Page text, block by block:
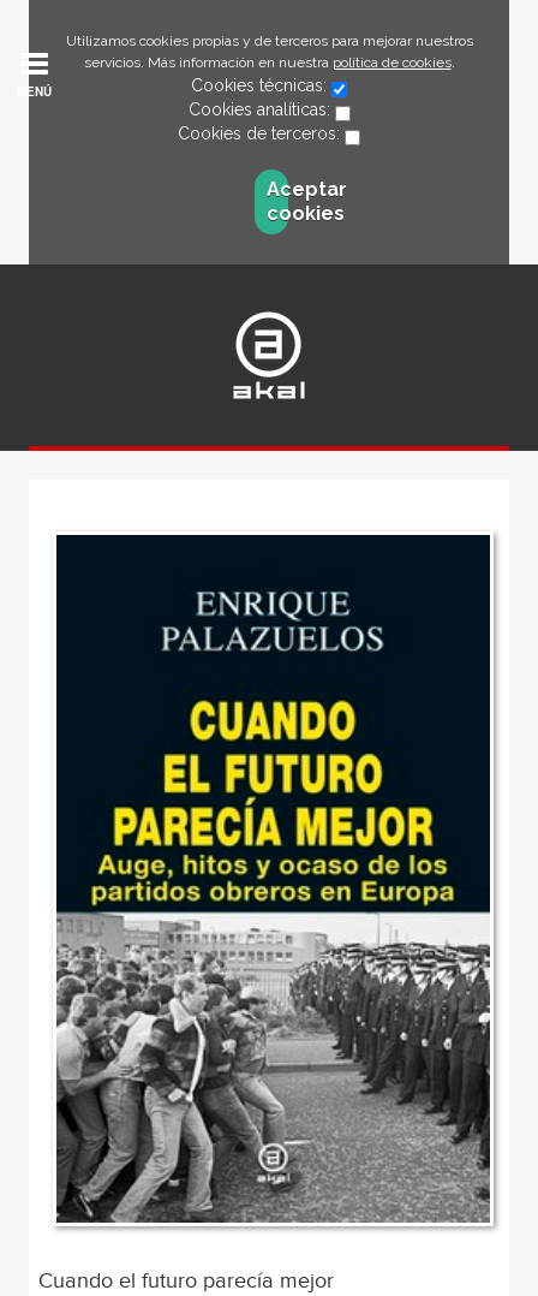
Utilizamos cookies propias y de terceros para mejorar nuestros
servicios. Más información en nuestra política de cookies.
Cookies técnicas:
Cookies analíticas:
Cookies de terceros:
Aceptar
cookies
MENÚ
Cuando el futuro parecía mejor